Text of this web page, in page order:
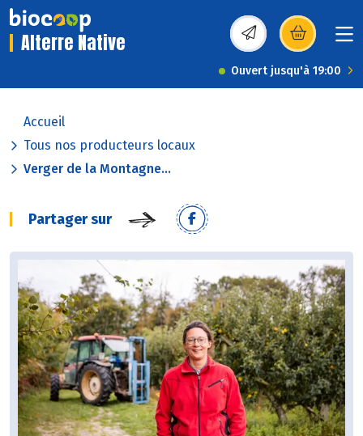
Alterre Native (s’ouvre dans une
Ouvert jusqu'à 19:00
Accueil
Tous nos producteurs locaux
Verger de la Montagne...
Partager sur